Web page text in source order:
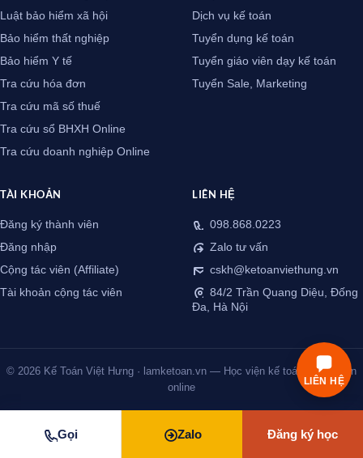
Luật bảo hiểm xã hội
Bảo hiểm thất nghiệp
Bảo hiểm Y tế
Tra cứu hóa đơn
Tra cứu mã số thuế
Tra cứu sổ BHXH Online
Tra cứu doanh nghiệp Online
Dịch vụ kế toán
Tuyển dụng kế toán
Tuyển giáo viên dạy kế toán
Tuyển Sale, Marketing
TÀI KHOẢN
Đăng ký thành viên
Đăng nhập
Cộng tác viên (Affiliate)
Tài khoản cộng tác viên
LIÊN HỆ
098.868.0223
Zalo tư vấn
cskh@ketoanviethung.vn
84/2 Trần Quang Diệu, Đống
Đa, Hà Nội
© 2026 Kế Toán Việt Hưng · lamketoan.vn — Học viện kế toán thực chiến
online
Gọi Zalo Đăng ký học
LIÊN HỆ